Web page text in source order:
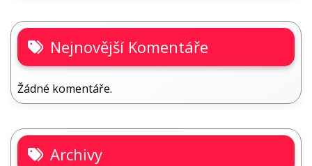
Nejnovější Komentáře
Žádné komentáře.
Archivy